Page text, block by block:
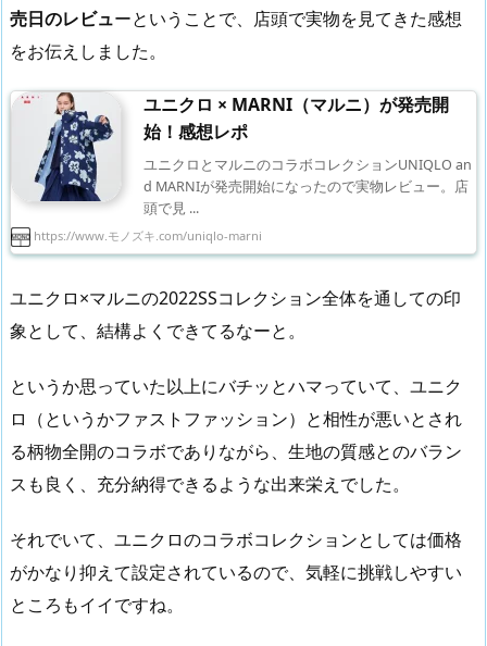
売日のレビューということで、店頭で実物を見てきた感想
をお伝えしました。
ユニクロ × MARNI（マルニ）が発売開
始！感想レポ
ユニクロとマルニのコラボコレクションUNIQLO an
d MARNIが発売開始になったので実物レビュー。店
頭で見 ...
https://www.モノズキ.com/uniqlo-marni
ユニクロ×マルニの2022SSコレクション全体を通しての印
象として、結構よくできてるなーと。
というか思っていた以上にバチッとハマっていて、ユニク
ロ（というかファストファッション）と相性が悪いとされ
る柄物全開のコラボでありながら、生地の質感とのバラン
スも良く、充分納得できるような出来栄えでした。
それでいて、ユニクロのコラボコレクションとしては価格
がかなり抑えて設定されているので、気軽に挑戦しやすい
ところもイイですね。